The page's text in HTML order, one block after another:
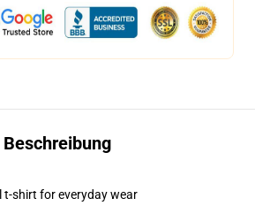
Beschreibung
shirt for everyday wear